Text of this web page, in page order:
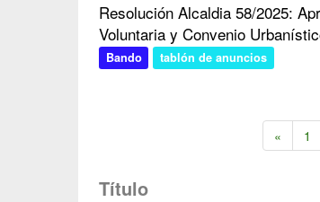
Resolución Alcaldia 58/2025:
Voluntaria y Convenio
Bando tablón de anuncios
« 1
Título